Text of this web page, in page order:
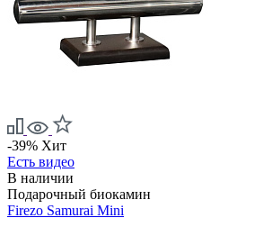
-39% Хит
Есть видео
В наличии
Подарочный биокамин
Firezo Samurai Mini